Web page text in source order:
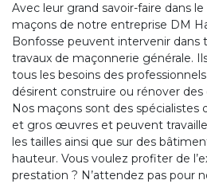
Avec leur grand savoir-faire dans
maçons de notre entreprise DM
Bonfosse peuvent intervenir dans
travaux de maçonnerie générale.
tous les besoins des
désirent construire ou rénover des
Nos maçons sont des spécialistes
et gros œuvres et peuvent
les tailles ainsi que sur des
hauteur. Vous voulez profiter de
prestation ? N’attendez pas pour